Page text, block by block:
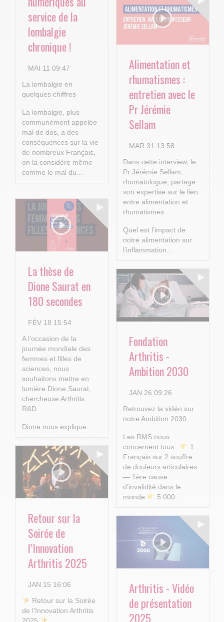
service de la
lombalgie
chronique !
MAI 11 09:47
La lombalgie en
quelques chiffres
La lombalgie, plus
communément appelée
mal de dos, a des
conséquences sur la vie
de nombreux Français,
on la considère même
comme le mal du...
Alimentation et
rhumatismes :
entretien avec le
Pr Jérémie
Sellam
MAR 31 13:58
Dans cette interview, le
Pr Jérémie Sellam,
rhumatologue, partage
son expertise sur le lien
entre alimentation et
rhumatismes.
Quel est l’impact de
notre alimentation sur
l’inflammation...
La thèse de
Dione Saurat en
180 secondes
FÉV 18 15:54
A l'occasion de la
journée mondiale des
femmes et filles de
sciences, nous
souhaitons mettre en
lumière Dione Saurat,
chercheuse Arthritis
R&D.
Dione nous explique...
Fondation
Arthritis -
Ambition 2030
JAN 26 09:26
Retrouvez la vidéo sur
notre Ambition 2030.
Les RMS nous
concernent tous :
1
Français sur 2 souffre
de douleurs articulaires
— 1ère cause
d’invalidité dans le
monde
5 000...
Retour sur la
Soirée de
l’Innovation
Arthritis 2025
JAN 15 16:06
​ Retour sur la Soirée
de l’Innovation Arthritis
Arthritis - Vidéo
de présentation
2025